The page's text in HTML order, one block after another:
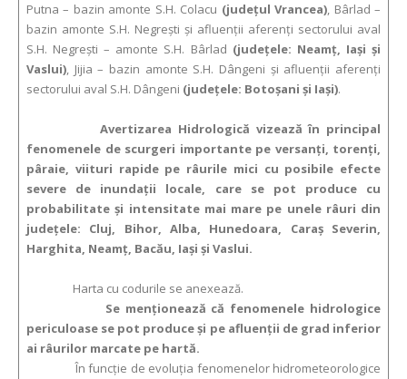
Putna – bazin amonte S.H. Colacu (judeţul Vrancea), Bârlad –
bazin amonte S.H. Negreşti şi afluenţii aferenţi sectorului aval
S.H. Negreşti – amonte S.H. Bârlad (judeţele: Neamţ, Iaşi şi
Vaslui), Jijia – bazin amonte S.H. Dângeni şi afluenţii aferenţi
sectorului aval S.H. Dângeni (judeţele: Botoşani şi Iaşi).
Avertizarea Hidrologică vizează în principal
fenomenele de scurgeri importante pe versanţi, torenţi,
pâraie, viituri rapide pe râurile mici cu posibile efecte
severe de inundaţii locale, care se pot produce cu
probabilitate şi intensitate mai mare pe unele râuri din
judeţele: Cluj, Bihor, Alba, Hunedoara, Caraş Severin,
Harghita, Neamţ, Bacău, Iaşi şi Vaslui.
Harta cu codurile se anexează.
Se menționează că fenomenele hidrologice
periculoase se pot produce şi pe afluenții de grad inferior
ai râurilor marcate pe hartă.
În funcție de evoluția fenomenelor hidrometeorologice